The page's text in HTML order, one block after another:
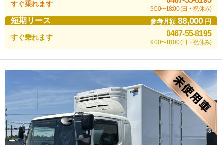
すぐ乗れます
9:00〜18:00 (日・祝休み)
短期リース 参考月額88,000円
すぐ乗れます 0467-55-8195
9:00〜18:00 (日・祝休み)